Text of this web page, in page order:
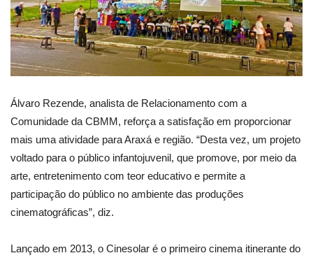
Álvaro Rezende, analista de Relacionamento com a
Comunidade da CBMM, reforça a satisfação em proporcionar
mais uma atividade para Araxá e região. “Desta vez, um projeto
voltado para o público infantojuvenil, que promove, por meio da
arte, entretenimento com teor educativo e permite a
participação do público no ambiente das produções
cinematográficas”, diz.
Lançado em 2013, o Cinesolar é o primeiro cinema itinerante do